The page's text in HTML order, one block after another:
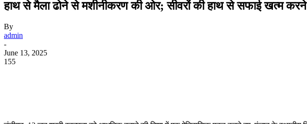
हाथ से मैला ढोने से मशीनीकरण की ओर; सीवरों की हाथ से सफाई खत्म
By
admin
-
June 13, 2025
155